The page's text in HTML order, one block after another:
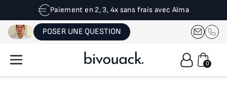
Paiement en 2, 3, 4x sans frais avec Alma
POSER UNE QUESTION
0